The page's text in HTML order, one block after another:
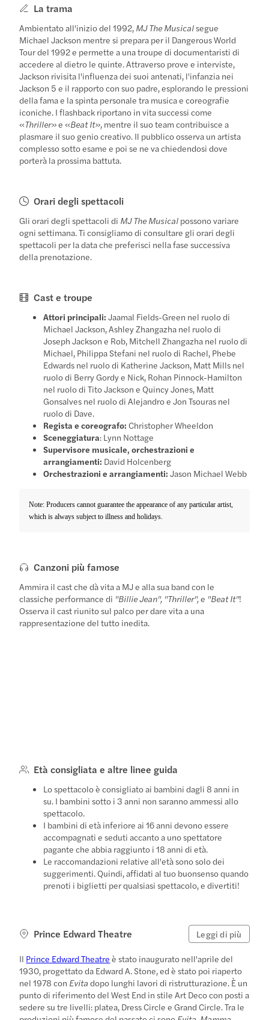
La trama
Ambientato all'inizio del 1992, MJ The Musicalsegue
Michael Jackson mentre si prepara per il Dangerous World
Tour del 1992 e permette a una troupe di documentaristi di
accedere al dietro le quinte. Attraverso prove e interviste,
Jackson rivisita l'influenza dei suoi antenati, l'infanzia nei
Jackson 5 e il rapporto con suo padre, esplorando le pressioni
della fama e la spinta personale tra musica e coreografie
iconiche. I flashback riportano in vita successi come
«Thriller»e «Beat It», mentre il suo team contribuisce a
plasmare il suo genio creativo. Il pubblico osserva un artista
complesso sotto esame e poi se ne va chiedendosi dove
porterà la prossima battuta.
Orari degli spettacoli
Gli orari degli spettacoli di MJ The Musical possono variare
ogni settimana. Ti consigliamo di consultare gli orari degli
spettacoli per la data che preferisci nella fase successiva
della prenotazione.
Cast e troupe
Attori principali: Jaamal Fields-Green nel ruolo di
Michael Jackson, Ashley Zhangazha nel ruolo di
Joseph Jackson e Rob, Mitchell Zhangazha nel ruolo di
Michael, Philippa Stefani nel ruolo di Rachel, Phebe
Edwards nel ruolo di Katherine Jackson, Matt Mills nel
ruolo di Berry Gordy e Nick, Rohan Pinnock-Hamilton
nel ruolo di Tito Jackson e Quincy Jones, Matt
Gonsalves nel ruolo di Alejandro e Jon Tsouras nel
ruolo di Dave.
Regista e coreografo: Christopher Wheeldon
Sceneggiatura: Lynn Nottage
Supervisore musicale, orchestrazioni e
arrangiamenti: David Holcenberg
Orchestrazioni e arrangiamenti: Jason Michael Webb
Note: Producers cannot guarantee the appearance of any particular artist,
which is always subject to illness and holidays.
Canzoni più famose
Ammira il cast che dà vita a MJ e alla sua band con le
classiche performance di "Billie Jean", "Thriller",e "Beat It"!
Osserva il cast riunito sul palco per dare vita a una
rappresentazione del tutto inedita.
Età consigliata e altre linee guida
Lo spettacolo è consigliato ai bambini dagli 8 anni in
su. I bambini sotto i 3 anni non saranno ammessi allo
spettacolo.
I bambini di età inferiore ai 16 anni devono essere
accompagnati e seduti accanto a uno spettatore
pagante che abbia raggiunto i 18 anni di età.
Le raccomandazioni relative all'età sono solo dei
suggerimenti. Quindi, affidati al tuo buonsenso quando
prenoti i biglietti per qualsiasi spettacolo, e divertiti!
Prince Edward Theatre Leggi di più
Il Prince Edward Theatre è stato inaugurato nell'aprile del
1930, progettato da Edward A. Stone, ed è stato poi riaperto
nel 1978 con Evita dopo lunghi lavori di ristrutturazione. È un
punto di riferimento del West End in stile Art Deco con posti a
sedere su tre livelli: platea, Dress Circle e Grand Circle. Tra le